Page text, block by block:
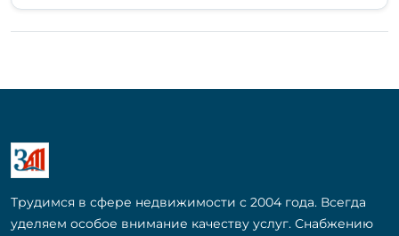
Трудимся в сфере недвижимости с 2004 года. Всегда
уделяем особое внимание качеству услуг. Снабжению